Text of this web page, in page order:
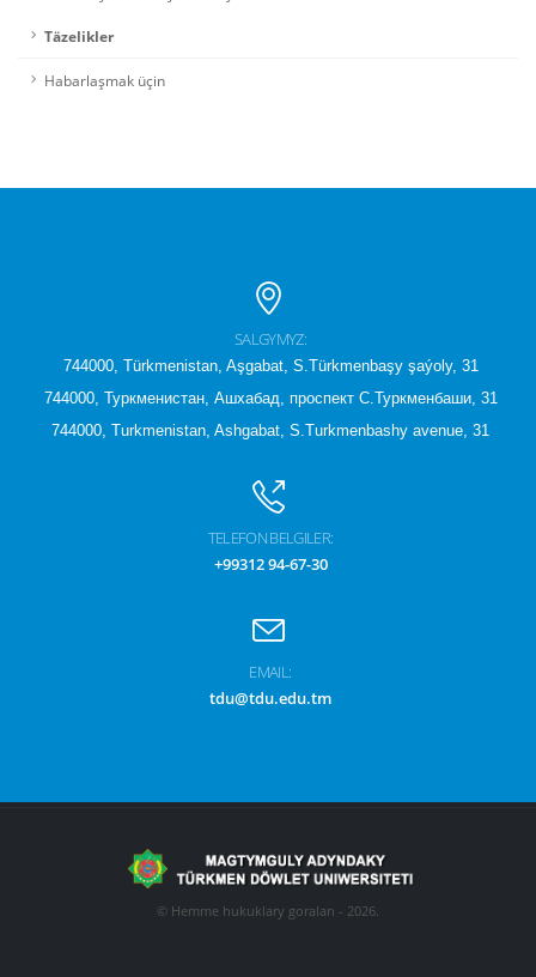
Täzelikler
Habarlaşmak üçin
SALGYMYZ:
744000, Türkmenistan, Aşgabat, S.Türkmenbaşy şaýoly, 31
744000, Туркменистан, Ашхабад, проспект С.Туркменбаши, 31
744000, Turkmenistan, Ashgabat, S.Turkmenbashy avenue, 31
TELEFON BELGILER:
+99312 94-67-30
EMAIL:
tdu@tdu.edu.tm
© Hemme hukuklary goralan - 2026.